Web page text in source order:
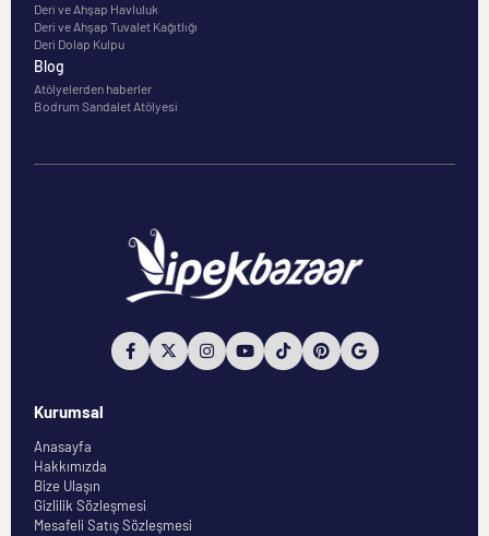
Deri ve Ahşap Havluluk
Deri ve Ahşap Tuvalet Kağıtlığı
Deri Dolap Kulpu
Blog
Atölyelerden haberler
Bodrum Sandalet Atölyesi
Kurumsal
Anasayfa
Hakkımızda
Bize Ulaşın
Gizlilik Sözleşmesi
Mesafeli Satış Sözleşmesi